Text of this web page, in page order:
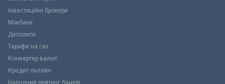
Інвестиційні брокери
Міжбанк
Депозити
Тарифи на газ
Конвертер валют
Кредит онлайн
Народний рейтинг банків